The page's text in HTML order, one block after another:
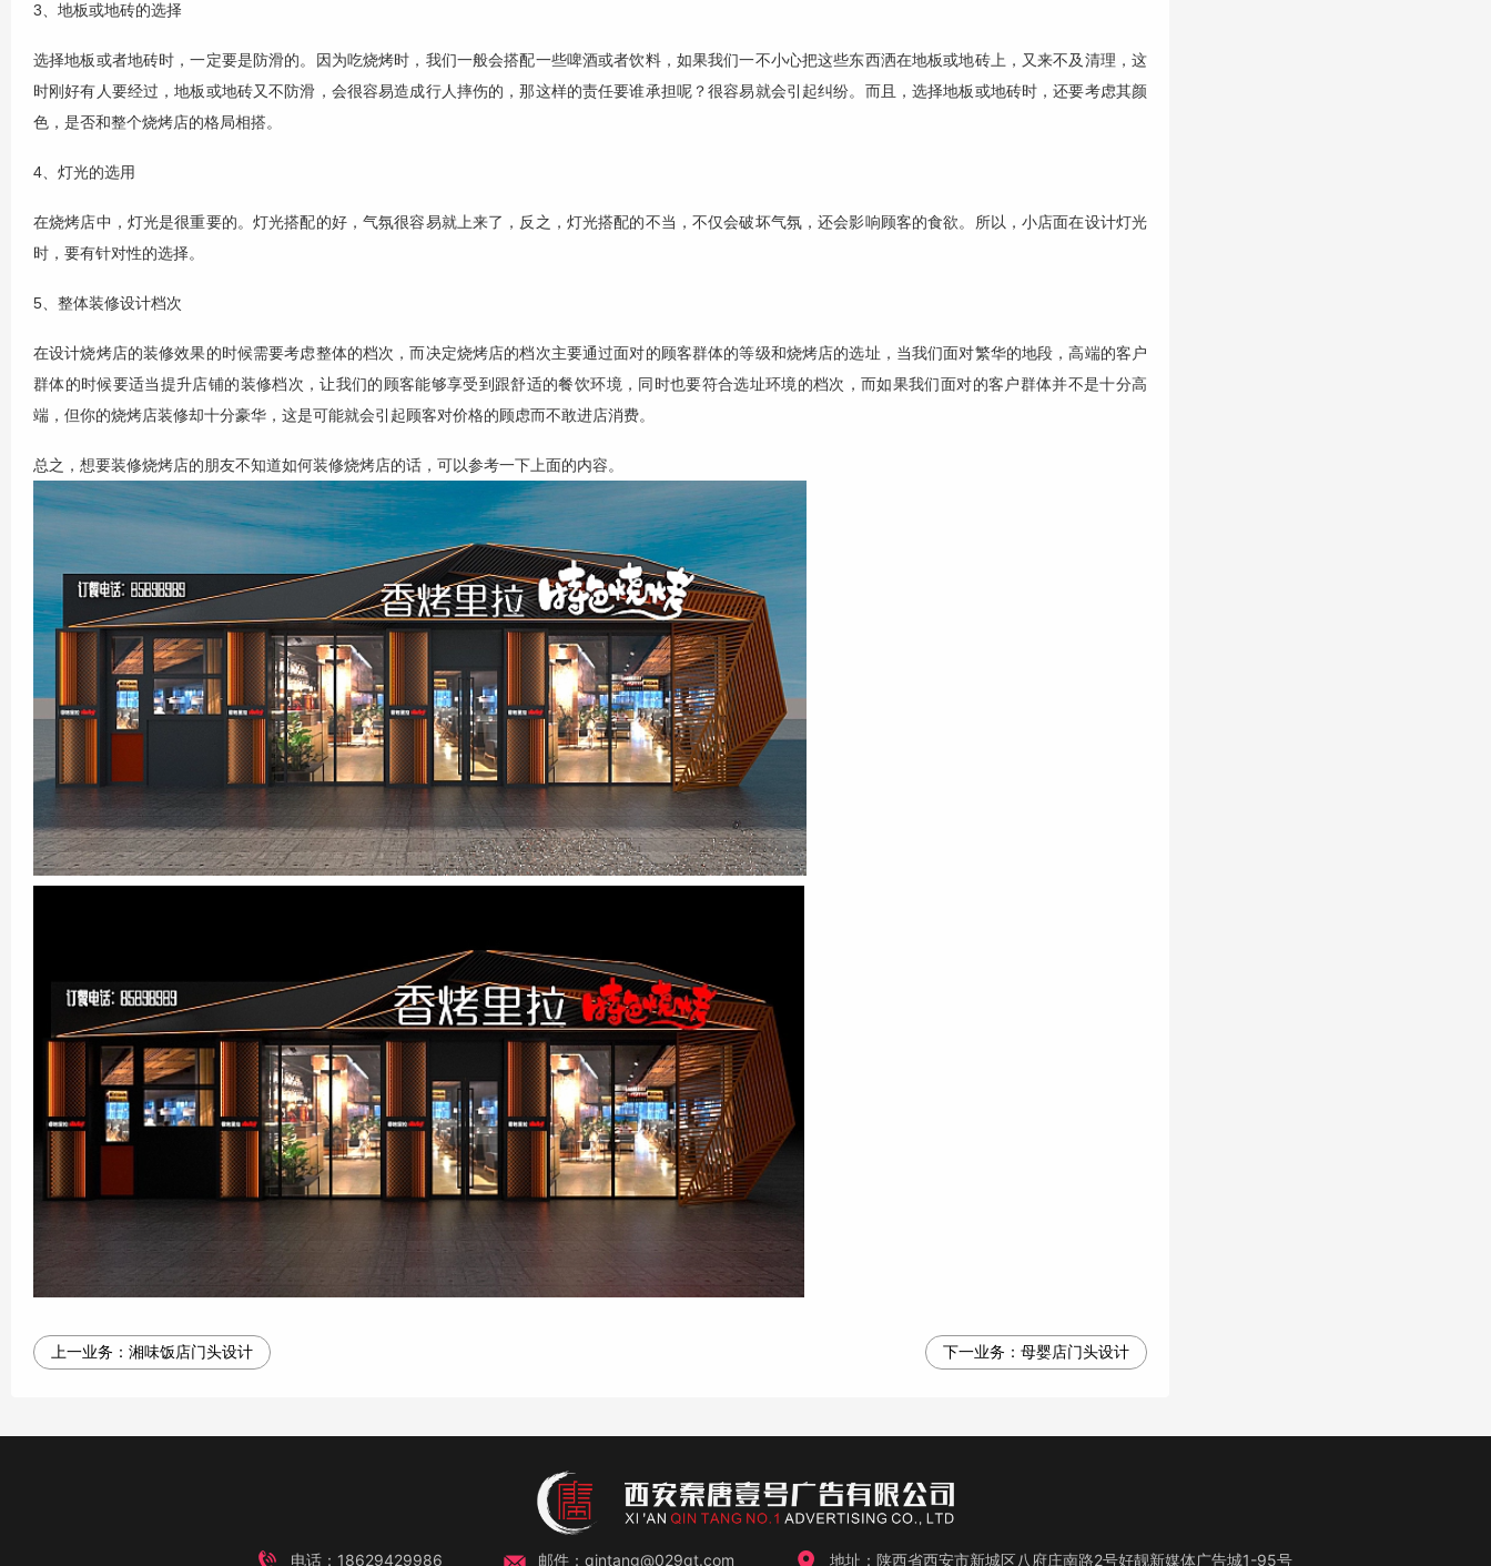
3、地板或地砖的选择
选择地板或者地砖时，一定要是防滑的。因为吃烧烤时，我们一般会搭配一些啤酒或者饮料，如果我们一不小心把这些东西洒在地板或地砖上，又来不及清理，这
时刚好有人要经过，地板或地砖又不防滑，会很容易造成行人摔伤的，那这样的责任要谁承担呢？很容易就会引起纠纷。而且，选择地板或地砖时，还要考虑其颜
色，是否和整个烧烤店的格局相搭。
4、灯光的选用
在烧烤店中，灯光是很重要的。灯光搭配的好，气氛很容易就上来了，反之，灯光搭配的不当，不仅会破坏气氛，还会影响顾客的食欲。所以，小店面在设计灯光
时，要有针对性的选择。
5、整体装修设计档次
在设计烧烤店的装修效果的时候需要考虑整体的档次，而决定烧烤店的档次主要通过面对的顾客群体的等级和烧烤店的选址，当我们面对繁华的地段，高端的客户
群体的时候要适当提升店铺的装修档次，让我们的顾客能够享受到跟舒适的餐饮环境，同时也要符合选址环境的档次，而如果我们面对的客户群体并不是十分高
端，但你的烧烤店装修却十分豪华，这是可能就会引起顾客对价格的顾虑而不敢进店消费。
总之，想要装修烧烤店的朋友不知道如何装修烧烤店的话，可以参考一下上面的内容。
上一业务： 湘味饭店门头设计 下一业务： 母婴店门头设计
电话：18629429986 邮件：qintang@029qt.com 地址：陕西省西安市新城区八府庄南路2号好靓新媒体广告城1-95号